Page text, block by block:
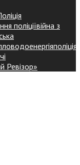
поліціївійна з
поліція
Ревізор»